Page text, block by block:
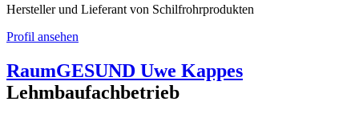
Hersteller und Lieferant von Schilfrohrprodukten
Profil ansehen
RaumGESUND Uwe Kappes
Lehmbaufachbetrieb